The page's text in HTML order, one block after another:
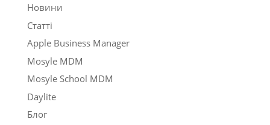
Новини
Статті
Apple Business Manager
Mosyle MDM
Mosyle School MDM
Daylite
Блог